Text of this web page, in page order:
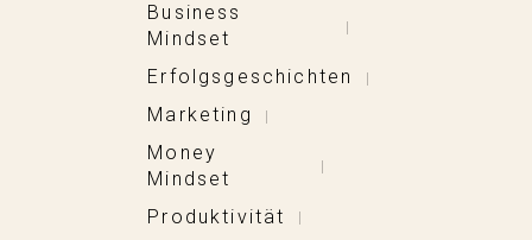
Business
Mindset
|
Erfolgsgeschichten |
Marketing |
Money
Mindset
|
Produktivität |